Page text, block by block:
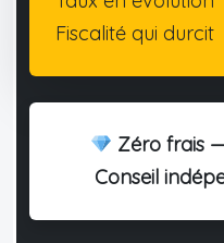
Fiscalité qui durcit
Zéro frais
Conseil